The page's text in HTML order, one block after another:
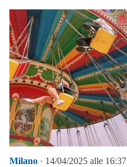
Milano · 14/04/2025 alle 16:37